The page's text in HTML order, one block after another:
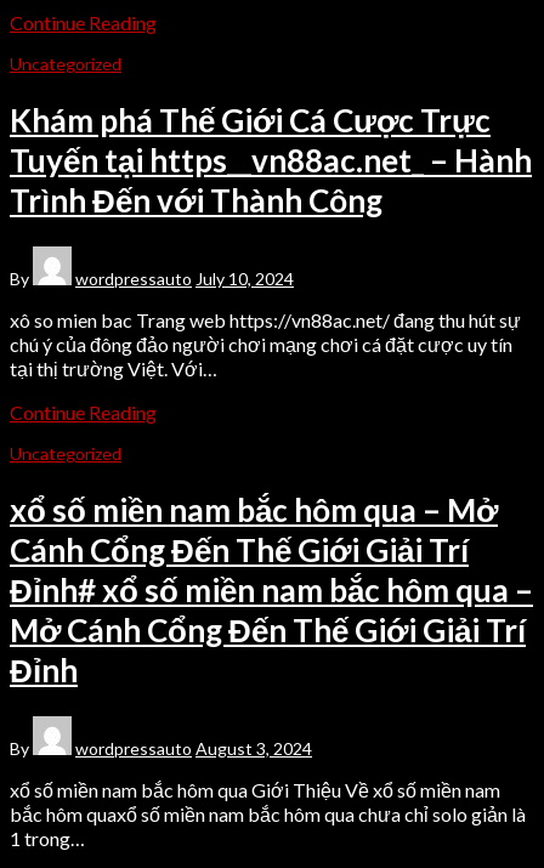
Continue Reading
Uncategorized
Khám phá Thế Giới Cá Cược Trực
Tuyến tại https__vn88ac.net_ – Hành
Trình Đến với Thành Công
By wordpressauto July 10, 2024
xô so mien bac Trang web https://vn88ac.net/ đang thu hút sự
chú ý của đông đảo người chơi mạng chơi cá đặt cược uy tín
tại thị trường Việt. Với…
Continue Reading
Uncategorized
xổ số miền nam bắc hôm qua – Mở
Cánh Cổng Đến Thế Giới Giải Trí
Đỉnh# xổ số miền nam bắc hôm qua –
Mở Cánh Cổng Đến Thế Giới Giải Trí
Đỉnh
By wordpressauto August 3, 2024
xổ số miền nam bắc hôm qua Giới Thiệu Về xổ số miền nam
bắc hôm quaxổ số miền nam bắc hôm qua chưa chỉ solo giản là
1 trong…